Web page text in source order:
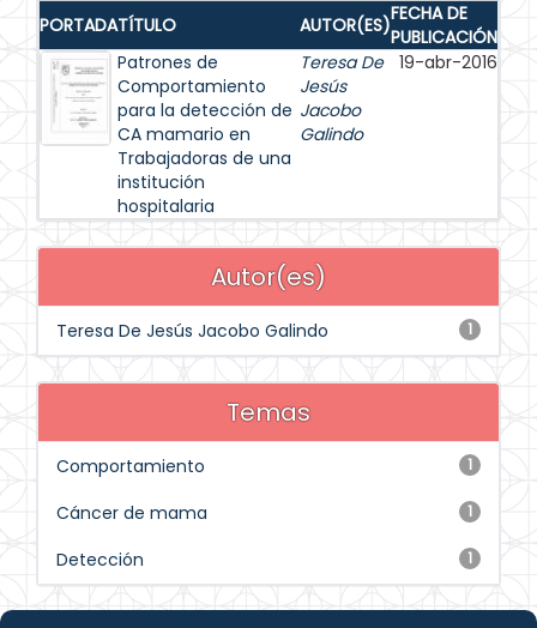
PORTADATÍTULO AUTOR(ES)FECHA DE
PUBLICACIÓN
Patrones de
Comportamiento
para la detección de
CA mamario en
Trabajadoras de una
institución
hospitalaria
Teresa De
Jesús
Jacobo
Galindo
19-abr-2016
Autor(es)
1
Teresa De Jesús Jacobo Galindo
Temas
1
Comportamiento
1
Cáncer de mama
1
Detección